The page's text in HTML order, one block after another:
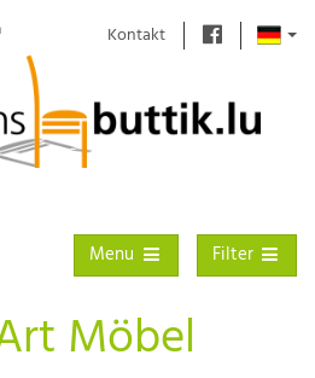
Kontakt
Toggle filter
Filter
Toggle navigation
Menu
Möbel